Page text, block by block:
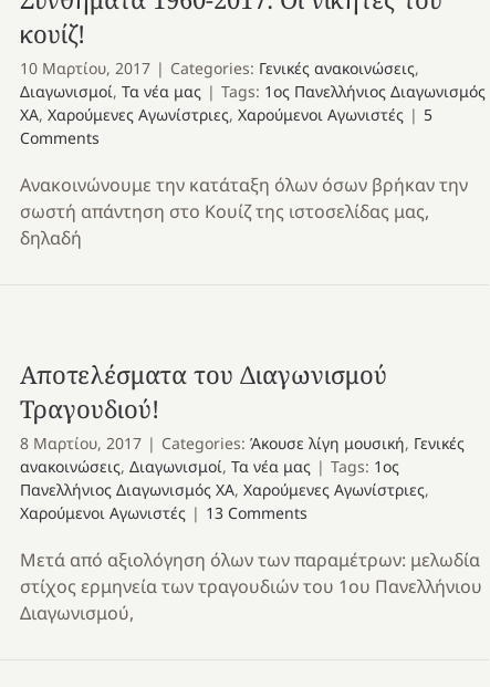
κουίζ!
10 Μαρτίου, 2017 | Categories: Γενικές ανακοινώσεις,
Διαγωνισμοί, Τα νέα μας | Tags: 1ος Πανελλήνιος Διαγωνισμός
ΧΑ, Χαρούμενες Αγωνίστριες, Χαρούμενοι Αγωνιστές | 5
Comments
Ανακοινώνουμε την κατάταξη όλων όσων βρήκαν την
σωστή απάντηση στο Κουίζ της ιστοσελίδας μας,
δηλαδή
Αποτελέσματα του Διαγωνισμού
Τραγουδιού!
8 Μαρτίου, 2017 | Categories: Άκουσε λίγη μουσική, Γενικές
ανακοινώσεις, Διαγωνισμοί, Τα νέα μας | Tags: 1ος
Πανελλήνιος Διαγωνισμός ΧΑ, Χαρούμενες Αγωνίστριες,
Χαρούμενοι Αγωνιστές | 13 Comments
Μετά από αξιολόγηση όλων των παραμέτρων: μελωδία
στίχος ερμηνεία των τραγουδιών του 1ου Πανελλήνιου
Διαγωνισμού,